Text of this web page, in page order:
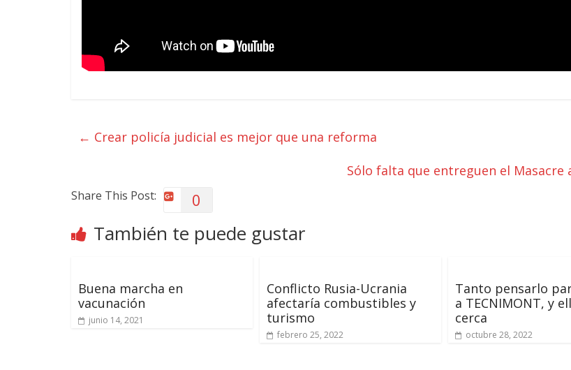
← Crear policía judicial es mejor que una reforma
Sólo falta que entreguen el Masacre
Share This Post: 0
También te puede gustar
Buena marcha en
vacunación
junio 14, 2021
Conflicto Rusia-Ucrania
afectaría combustibles y
turismo
febrero 25, 2022
Tanto pensarlo
a TECNIMONT, y
cerca
octubre 28, 2022